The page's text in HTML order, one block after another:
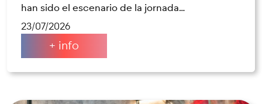
han sido el escenario de la jornada…
23/07/2026
+ info